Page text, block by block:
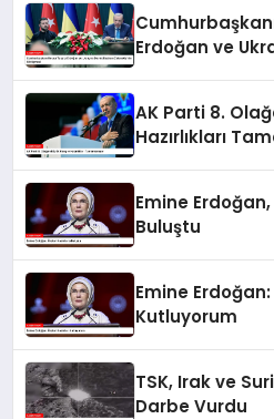
Erdoğan ve
AK Parti 8.
Hazırlıkları
Emine
Buluştu
Emine
Kutluyorum
TSK, Irak ve
Darbe Vurdu